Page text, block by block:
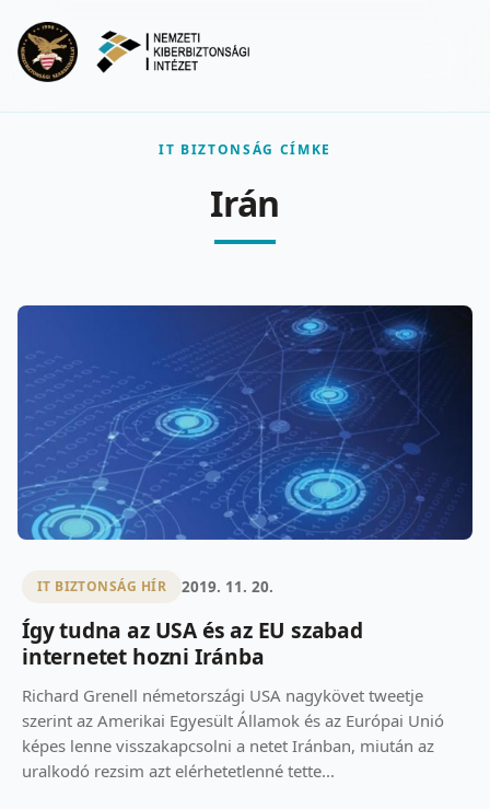
IT BIZTONSÁG CÍMKE
Irán
IT BIZTONSÁG HÍR 2019. 11. 20.
Így tudna az USA és az EU szabad
internetet hozni Iránba
Richard Grenell németországi USA nagykövet tweetje
szerint az Amerikai Egyesült Államok és az Európai Unió
képes lenne visszakapcsolni a netet Iránban, miután az
uralkodó rezsim azt elérhetetlenné tette...